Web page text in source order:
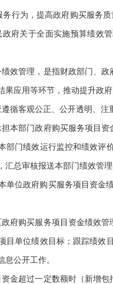
行为，提高政府购买服务
府关于全面实施预算绩效
效管理，是指财政部门、政
应用等环节，推动提升政
循客观公正、公开透明、注
本部门政府购买服务项目
部门绩效运行监控和绩效
总审核报送本部门绩效管理
单位政府购买服务项目资金
府购买服务项目资金绩效
目单位绩效目标；跟踪绩效
公开工作。
金超过一定数额时（新增